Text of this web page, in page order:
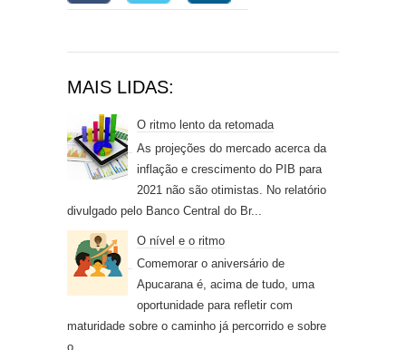
MAIS LIDAS:
O ritmo lento da retomada
As projeções do mercado acerca da
inflação e crescimento do PIB para
2021 não são otimistas. No relatório
divulgado pelo Banco Central do Br...
O nível e o ritmo
Comemorar o aniversário de
Apucarana é, acima de tudo, uma
oportunidade para refletir com
maturidade sobre o caminho já percorrido e sobre
o...